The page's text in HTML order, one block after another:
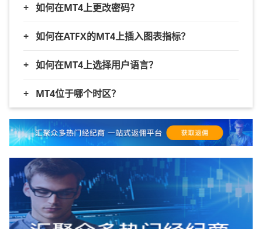
+ 如何在MT4上更改密码？
+ 如何在ATFX的MT4上插入图表指标？
+ 如何在MT4上选择用户语言？
+ MT4位于哪个时区？